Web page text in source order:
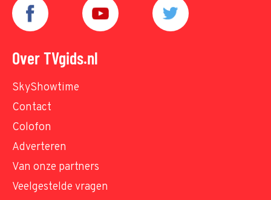
Over TVgids.nl
SkyShowtime
Contact
Colofon
Adverteren
Van onze partners
Veelgestelde vragen